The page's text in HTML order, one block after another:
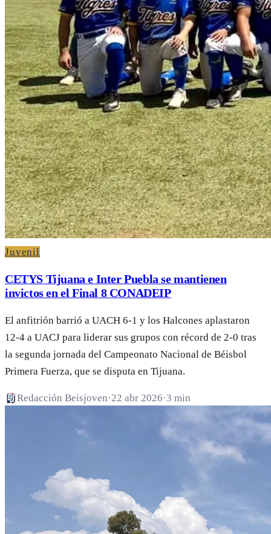
Juvenil
CETYS Tijuana e Inter Puebla se mantienen
invictos en el Final 8 CONADEIP
El anfitrión barrió a UACH 6-1 y los Halcones aplastaron
12-4 a UACJ para liderar sus grupos con récord de 2-0 tras
la segunda jornada del Campeonato Nacional de Béisbol
Primera Fuerza, que se disputa en Tijuana.
Redacción Beisjoven·22 abr 2026·3 min